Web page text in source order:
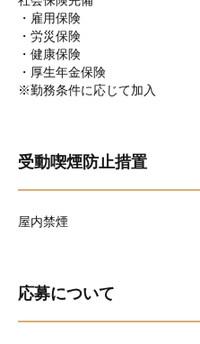
・雇用保険
・労災保険
・健康保険
・厚生年金保険
※勤務条件に応じて加入
受動喫煙防止措置
屋内禁煙
応募について